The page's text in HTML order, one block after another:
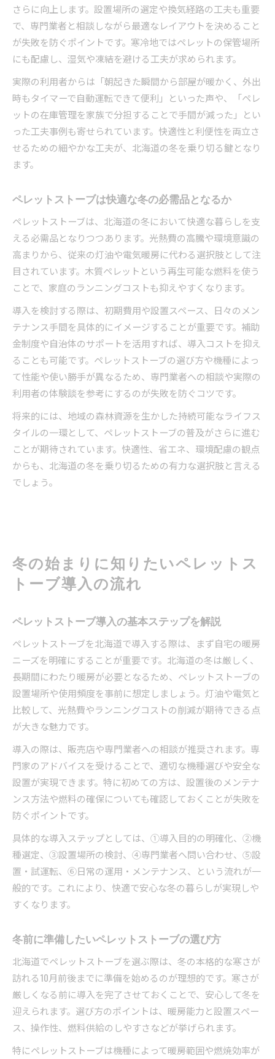
さらに向上します。設置場所の選定や換気経路の工夫も重要
で、専門業者と相談しながら最適なレイアウトを決めること
が失敗を防ぐポイントです。寒冷地ではペレットの保管場所
にも配慮し、湿気や凍結を避ける工夫が求められます。
実際の利用者からは「朝起きた瞬間から部屋が暖かく、外出
時もタイマーで自動運転できて便利」といった声や、「ペレ
ットの在庫管理を家族で分担することで手間が減った」とい
った工夫事例も寄せられています。快適性と利便性を両立さ
せるための細やかな工夫が、北海道の冬を乗り切る鍵となり
ます。
ペレットストーブは快適な冬の必需品となるか
ペレットストーブは、北海道の冬において快適な暮らしを支
える必需品となりつつあります。光熱費の高騰や環境意識の
高まりから、従来の灯油や電気暖房に代わる選択肢として注
目されています。木質ペレットという再生可能な燃料を使う
ことで、家庭のランニングコストも抑えやすくなります。
導入を検討する際は、初期費用や設置スペース、日々のメン
テナンス手間を具体的にイメージすることが重要です。補助
金制度や自治体のサポートを活用すれば、導入コストを抑え
ることも可能です。ペレットストーブの選び方や機種によっ
て性能や使い勝手が異なるため、専門業者への相談や実際の
利用者の体験談を参考にするのが失敗を防ぐコツです。
将来的には、地域の森林資源を生かした持続可能なライフス
タイルの一環として、ペレットストーブの普及がさらに進む
ことが期待されています。快適性、省エネ、環境配慮の観点
からも、北海道の冬を乗り切るための有力な選択肢と言える
でしょう。
冬の始まりに知りたいペレットス
トーブ導入の流れ
ペレットストーブ導入の基本ステップを解説
ペレットストーブを北海道で導入する際は、まず自宅の暖房
ニーズを明確にすることが重要です。北海道の冬は厳しく、
長期間にわたり暖房が必要となるため、ペレットストーブの
設置場所や使用頻度を事前に想定しましょう。灯油や電気と
比較して、光熱費やランニングコストの削減が期待できる点
が大きな魅力です。
導入の際は、販売店や専門業者への相談が推奨されます。専
門家のアドバイスを受けることで、適切な機種選びや安全な
設置が実現できます。特に初めての方は、設置後のメンテナ
ンス方法や燃料の確保についても確認しておくことが失敗を
防ぐポイントです。
具体的な導入ステップとしては、①導入目的の明確化、②機
種選定、③設置場所の検討、④専門業者へ問い合わせ、⑤設
置・試運転、⑥日常の運用・メンテナンス、という流れが一
般的です。これにより、快適で安心な冬の暮らしが実現しや
すくなります。
冬前に準備したいペレットストーブの選び方
北海道でペレットストーブを選ぶ際は、冬の本格的な寒さが
訪れる10月前後までに準備を始めるのが理想的です。寒さが
厳しくなる前に導入を完了させておくことで、安心して冬を
迎えられます。選び方のポイントは、暖房能力と設置スペー
ス、操作性、燃料供給のしやすさなどが挙げられます。
特にペレットストーブは機種によって暖房範囲や燃焼効率が